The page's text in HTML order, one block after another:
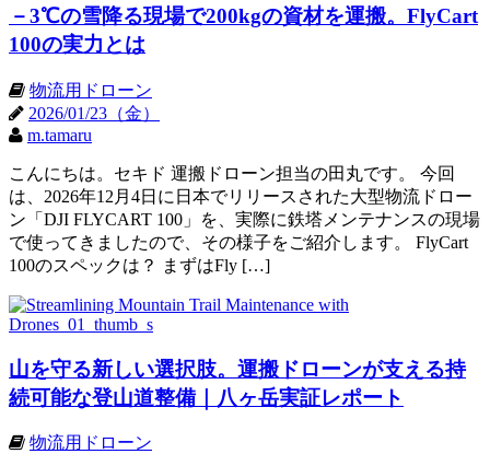
－3℃の雪降る現場で200kgの資材を運搬。FlyCart
100の実力とは
物流用ドローン
2026/01/23（金）
m.tamaru
こんにちは。セキド 運搬ドローン担当の田丸です。 今回
は、2026年12月4日に日本でリリースされた大型物流ドロー
ン「DJI FLYCART 100」を、実際に鉄塔メンテナンスの現場
で使ってきましたので、その様子をご紹介します。 FlyCart
100のスペックは？ まずはFly […]
山を守る新しい選択肢。運搬ドローンが支える持
続可能な登山道整備｜八ヶ岳実証レポート
物流用ドローン